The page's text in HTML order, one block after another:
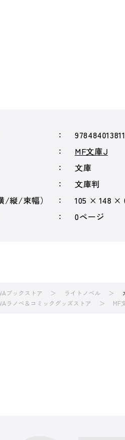
MF文庫J
文庫
文庫判
/縦/束幅）
105 × 148 ×
0ページ
ブックストア ライトノベル
ラノベ＆コミックグッズストア MF